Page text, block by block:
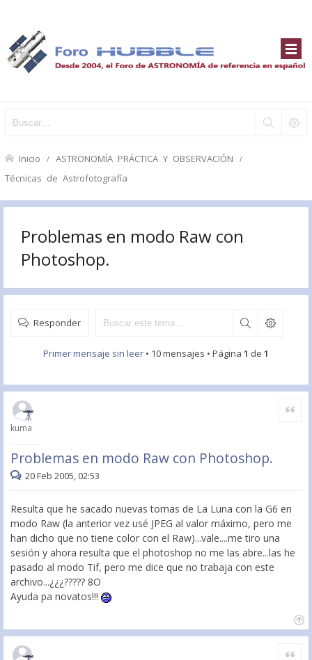
Inicio ASTRONOMÍA PRÁCTICA Y OBSERVACIÓN
Técnicas de Astrofotografía
Problemas en modo Raw con
Photoshop.
Responder
Primer mensaje sin leer • 10 mensajes • Página 1 de 1
kuma
Problemas en modo Raw con Photoshop.
Citar
20 Feb 2005, 02:53
Resulta que he sacado nuevas tomas de La Luna con la G6 en
modo Raw (la anterior vez usé JPEG al valor máximo, pero me
han dicho que no tiene color con el Raw)...vale....me tiro una
sesión y ahora resulta que el photoshop no me las abre...las he
pasado al modo Tif, pero me dice que no trabaja con este
archivo...¿¿¿????? 8O
Ayuda pa novatos!!!
Citar